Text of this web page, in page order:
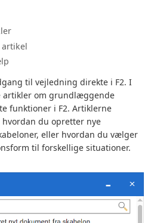
artikel
til vejledning direkte i F2. I
artikler om grundlæggende
funktioner i F2. Artiklerne
du opretter nye
eller hvordan du vælger
til forskellige situationer.